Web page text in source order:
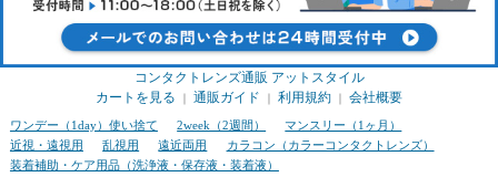
コンタクトレンズ通販 アットスタイル
カートを見る ｜ 通販ガイド ｜ 利用規約 ｜ 会社概要
ワンデー（1day）使い捨て 2week（2週間）
マンスリー（1ヶ月）
近視・遠視用
乱視用 遠近両用
カラコン（カラーコンタクトレンズ）
装着補助・ケア用品（洗浄液・保存液・装着液）